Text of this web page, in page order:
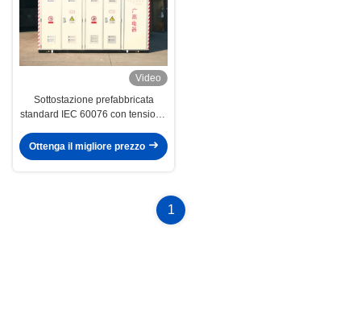
Video
Sottostazione prefabbricata
standard IEC 60076 con tensione
uscita di 0,4 kV
Ottenga il migliore prezzo
1